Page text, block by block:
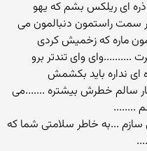
ای ریلکس بشم که یهو
سمت راستمون دنبالمون می
ماره که زخمیش کردی
وای تندتر برو
ای نداره باید بکشمش
سالم خطرش بیشتره .......می
........
...به خاطر سلامتی شما که